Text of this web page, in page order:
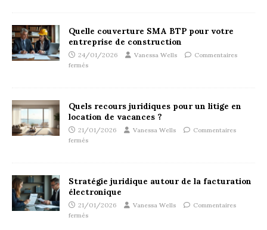
Quelle couverture SMA BTP pour votre
entreprise de construction
24/01/2026 Vanessa Wells Commentaires
fermés
Quels recours juridiques pour un litige en
location de vacances ?
21/01/2026 Vanessa Wells Commentaires
fermés
Stratégie juridique autour de la facturation
électronique
21/01/2026 Vanessa Wells Commentaires
fermés